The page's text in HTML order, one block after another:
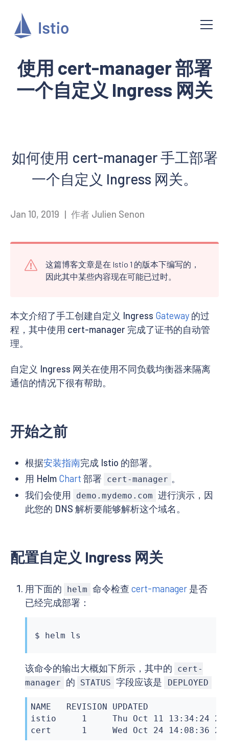
使用 cert-manager 部署
一个自定义 Ingress 网关
如何使用 cert-manager 手工部署
一个自定义 Ingress 网关。
Jan 10, 2019 | 作者 Julien Senon
这篇博客文章是在 Istio 1 的版本下编写的，
因此其中某些内容现在可能已过时。
本文介绍了手工创建自定义 Ingress Gateway 的过
程，其中使用 cert-manager 完成了证书的自动管
理。
自定义 Ingress 网关在使用不同负载均衡器来隔离
通信的情况下很有帮助。
开始之前
根据安装指南完成 Istio 的部署。
用 Helm Chart 部署 cert-manager 。
我们会使用
demo.mydemo.com 进行演示，因
此您的 DNS 解析要能够解析这个域名。
配置自定义 Ingress 网关
用下面的 helm 命令检查cert-manager 是否
已经完成部署：
$ helm ls
该命令的输出大概如下所示，其中的
cert-
manager
的 STATUS 字段应该是 DEPLOYED
NAME   REVISION UPDATED
istio     1     Thu Oct 11 13:34:24
cert      1     Wed Oct 24 14:08:36